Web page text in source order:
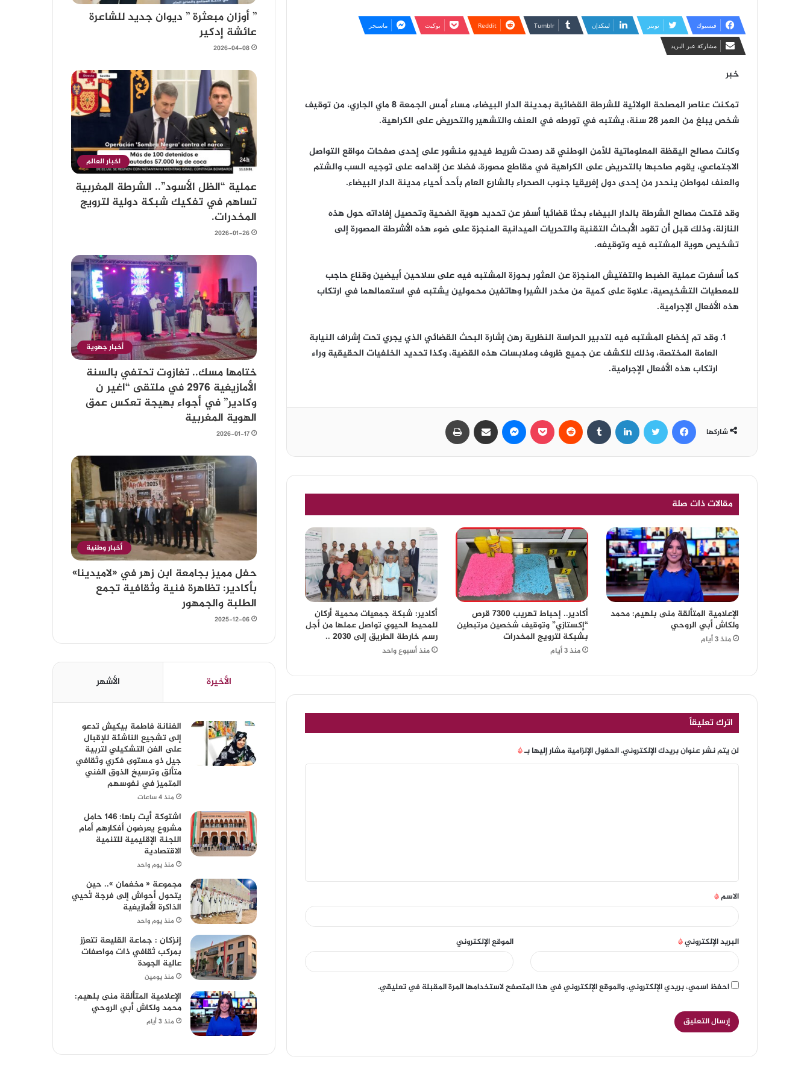
فيسبوك تويتر لينكدإن بوكيت ماسنجر
مشاركة عبر البريد
خبر
تمكنت عناصر المصلحة الولائية للشرطة القضائية بمدينة الدار البيضاء، مساء أمس الجمعة 8 ماي الجاري، من توقيف
شخص يبلغ من العمر 28 سنة، يشتبه في تورطه في العنف والتشهير والتحريض على الكراهية.
وكانت مصالح اليقظة المعلوماتية للأمن الوطني قد رصدت شريط فيديو منشور على إحدى صفحات مواقع التواصل
الاجتماعي، يقوم صاحبها بالتحريض على الكراهية في مقاطع مصورة، فضلا عن إقدامه على توجيه السب والشتم
والعنف لمواطن ينحدر من إحدى دول إفريقيا جنوب الصحراء بالشارع العام بأحد أحياء مدينة الدار البيضاء.
وقد فتحت مصالح الشرطة بالدار البيضاء بحثا قضائيا أسفر عن تحديد هوية الضحية وتحصيل إفاداته حول هذه
النازلة، وذلك قبل أن تقود الأبحاث التقنية والتحريات الميدانية المنجزة على ضوء هذه الأشرطة المصورة إلى
تشخيص هوية المشتبه فيه وتوقيفه.
كما أسفرت عملية الضبط والتفتيش المنجزة عن العثور بحوزة المشتبه فيه على سلاحين أبيضين وقناع حاجب
للمعطيات التشخيصية، علاوة على كمية من مخدر الشيرا وهاتفين محمولين يشتبه في استعمالهما في ارتكاب
هذه الأفعال الإجرامية.
وقد تم إخضاع المشتبه فيه لتدبير الحراسة النظرية رهن إشارة البحث القضائي الذي يجري تحت إشراف النيابة
العامة المختصة، وذلك للكشف عن جميع ظروف وملابسات هذه القضية، وكذا تحديد الخلفيات الحقيقية وراء
ارتكاب هذه الأفعال الإجرامية.
شاركها
مقالات ذات صلة
الإعلامية المتألقة منى بلهيم: محمد
ولكاش أبي الروحي
منذ 3 أيام
أكادير.. إحباط تهريب 7300 قرص
“إكستازي” وتوقيف شخصين مرتبطين
بشبكة لترويج المخدرات
منذ 3 أيام
أكادير: شبكة جمعيات محمية أركان
للمحيط الحيوي تواصل عملها من أجل
رسم خارطة الطريق إلى 2030 ..
منذ أسبوع واحد
اترك تعليقاً
لن يتم نشر عنوان بريدك الإلكتروني.الحقول الإلزامية مشار إليها بـ*
الاسم*
البريد الإلكتروني* الموقع الإلكتروني
احفظ اسمي، بريدي الإلكتروني، والموقع الإلكتروني في هذا المتصفح لاستخدامها المرة المقبلة في تعليقي.
” أوزان مبعثرة ” ديوان جديد للشاعرة
عائشة إدكير
2026-04-08
اخبار العالم
عملية “الظل الأسود”.. الشرطة المغربية
تساهم في تفكيك شبكة دولية لترويج
المخدرات.
2026-01-26
أخبار جهوية
ختامها مسك.. تغازوت تحتفي بالسنة
الأمازيغية 2976 في ملتقى “اغير ن
وكادير” في أجواء بهيجة تعكس عمق
الهوية المغربية
2026-01-17
أخبار وطنية
حفل مميز بجامعة ابن زهر في «لاميدينا»
بأكادير: تظاهرة فنية وثقافية تجمع
الطلبة والجمهور
2025-12-06
الأخيرة الأشهر
الفنانة فاطمة بيكيش تدعو
إلى تشجيع الناشئة للإقبال
على الفن التشكيلي لتربية
جيل ذو مستوى فكري وثقافي
متألق وترسيخ الذوق الفني
المتميز في نفوسهم
منذ 4 ساعات
اشتوكة أيت باها: 146 حامل
مشروع يعرضون أفكارهم أمام
اللجنة الإقليمية للتنمية
الاقتصادية
منذ يوم واحد
مجموعة « مخفمان ».. حين
يتحول أحواش إلى فرجة تُحيي
الذاكرة الأمازيغية
منذ يوم واحد
إنزكان : جماعة القليعة تتعزز
بمركب ثقافي ذات مواصفات
عالية الجودة
منذ يومين
الإعلامية المتألقة منى بلهيم:
محمد ولكاش أبي الروحي
منذ 3 أيام